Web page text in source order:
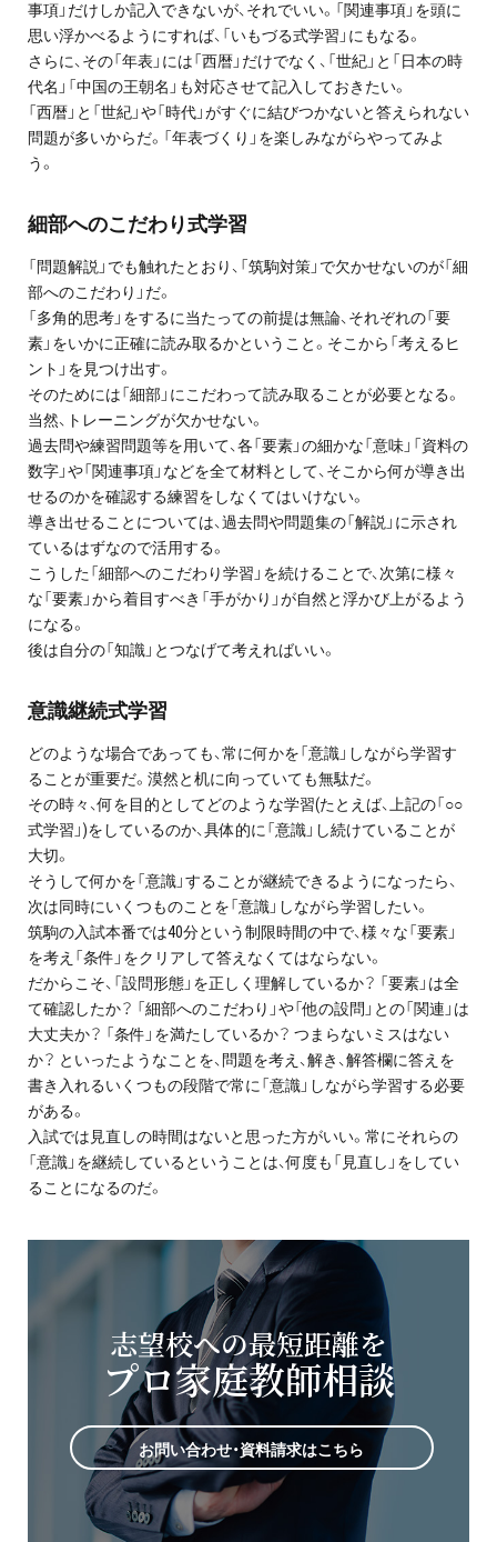
事項」だけしか記入できないが、それでいい。「関連事項」を頭に
思い浮かべるようにすれば、「いもづる式学習」にもなる。
さらに、その「年表」には「西暦」だけでなく、「世紀」と「日本の時
代名」「中国の王朝名」も対応させて記入しておきたい。
「西暦」と「世紀」や「時代」がすぐに結びつかないと答えられない
問題が多いからだ。「年表づくり」を楽しみながらやってみよ
う。
細部へのこだわり式学習
「問題解説」でも触れたとおり、「筑駒対策」で欠かせないのが「細
部へのこだわり」だ。
「多角的思考」をするに当たっての前提は無論、それぞれの「要
素」をいかに正確に読み取るかということ。そこから「考えるヒ
ント」を見つけ出す。
そのためには「細部」にこだわって読み取ることが必要となる。
当然、トレーニングが欠かせない。
過去問や練習問題等を用いて、各「要素」の細かな「意味」「資料の
数字」や「関連事項」などを全て材料として、そこから何が導き出
せるのかを確認する練習をしなくてはいけない。
導き出せることについては、過去問や問題集の「解説」に示され
ているはずなので活用する。
こうした「細部へのこだわり学習」を続けることで、次第に様々
な「要素」から着目すべき「手がかり」が自然と浮かび上がるよう
になる。
後は自分の「知識」とつなげて考えればいい。
意識継続式学習
どのような場合であっても、常に何かを「意識」しながら学習す
ることが重要だ。漠然と机に向っていても無駄だ。
その時々、何を目的としてどのような学習(たとえば、上記の「○○
式学習」)をしているのか、具体的に「意識」し続けていることが
大切。
そうして何かを「意識」することが継続できるようになったら、
次は同時にいくつものことを「意識」しながら学習したい。
筑駒の入試本番では40分という制限時間の中で、様々な「要素」
を考え「条件」をクリアして答えなくてはならない。
だからこそ、「設問形態」を正しく理解しているか？ 「要素」は全
て確認したか？ 「細部へのこだわり」や「他の設問」との「関連」は
大丈夫か？ 「条件」を満たしているか？ つまらないミスはない
か？ といったようなことを、問題を考え、解き、解答欄に答えを
書き入れるいくつもの段階で常に「意識」しながら学習する必要
がある。
入試では見直しの時間はないと思った方がいい。常にそれらの
「意識」を継続しているということは、何度も「見直し」をしてい
ることになるのだ。
志望校への最短距離を
プロ家庭教師相談
お問い合わせ・資料請求はこちら